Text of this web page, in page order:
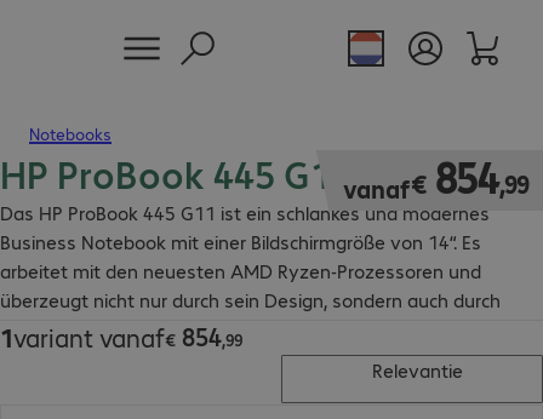
Notebooks
HP ProBook 445 G11 Notebook
Das HP ProBook 445 G11 ist ein schlankes und modernes
Business Notebook mit einer Bildschirmgröße von 14“. Es
arbeitet mit den neuesten AMD Ryzen-Prozessoren und
überzeugt nicht nur durch sein Design, sondern auch durch
seine leistungsstarken Komponenten.
vanaf€ 854,99
€ 854,99
1variant vanaf€ 854,99
€ 854,99
Relevantie